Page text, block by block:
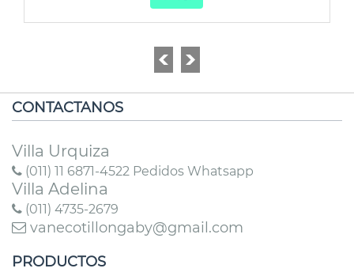
CONTACTANOS
Villa Urquiza
(011) 11 6871-4522 Pedidos Whatsapp
Villa Adelina
(011) 4735-2679
vanecotillongaby@gmail.com
PRODUCTOS